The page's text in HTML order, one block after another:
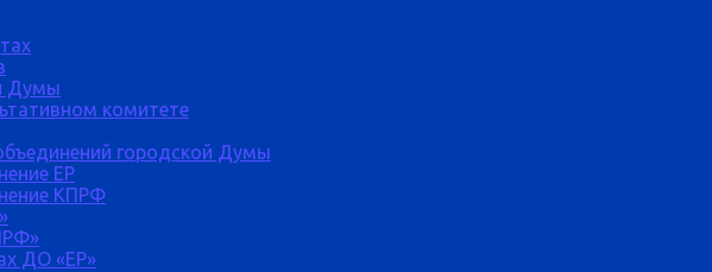
Думы
комитете
городской Думы
ЕР
КПРФ
ДО «ЕР»